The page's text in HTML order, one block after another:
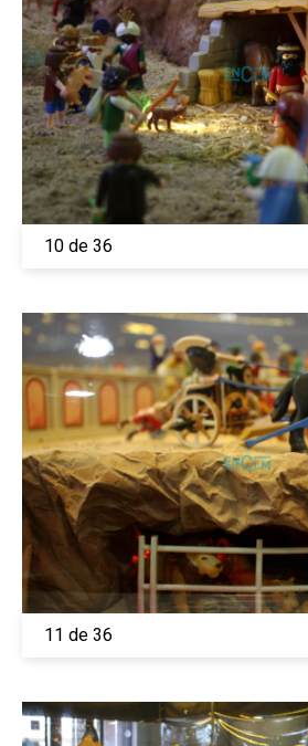
10 de 36
11 de 36